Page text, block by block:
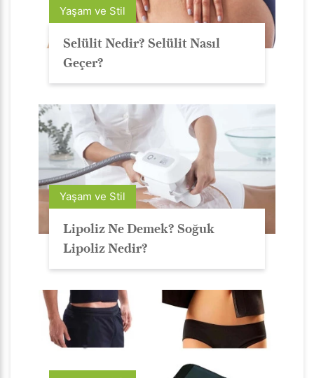
Yaşam ve Stil
Selülit Nedir? Selülit Nasıl
Geçer?
Yaşam ve Stil
Lipoliz Ne Demek? Soğuk
Lipoliz Nedir?